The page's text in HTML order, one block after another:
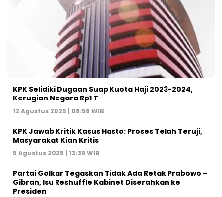
KPK Selidiki Dugaan Suap Kuota Haji 2023-2024,
Kerugian Negara Rp1 T
12 Agustus 2025 | 08:58 WIB
KPK Jawab Kritik Kasus Hasto: Proses Telah Teruji,
Masyarakat Kian Kritis
5 Agustus 2025 | 13:39 WIB
Partai Golkar Tegaskan Tidak Ada Retak Prabowo –
Gibran, Isu Reshuffle Kabinet Diserahkan ke
Presiden